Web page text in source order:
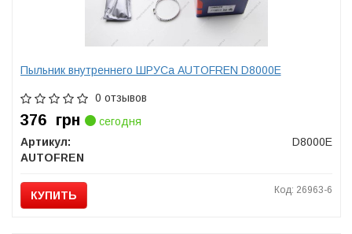
Пыльник внутреннего ШРУСа AUTOFREN D8000E
0 отзывов
376 грн
сегодня
Артикул:
D8000E
AUTOFREN
КУПИТЬ Код: 26963-6